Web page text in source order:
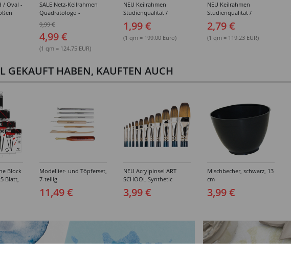
/ Oval -
SALE Netz-Keilrahmen
Quadratologo -
Verschiedene Größen
9,99 €
4,99 €
(1 qm = 124.75 EUR)
NEU Keilrahmen
Studienqualität /
Leinwand Basic,
mehrfach grundiert,
10x10 cm - Einzeln &
1,99 €
(1 qm = 199.00 Euro)
NEU Keilrahmen
Studienqualität /
Leinwand Basic,
mehrfach grundiert,
13x18 cm - Einzeln &
2,79 €
(1 qm = 119.23 EUR)
GEKAUFT HABEN, KAUFTEN AUCH
Block
Blatt,
Modellier- und Töpferset,
7-teilig
11,49 €
NEU Acrylpinsel ART
SCHOOL Synthetic
Braun, Katzenzunge -
Verschiedene Größen
3,99 €
Mischbecher, schwarz, 13
cm
3,99 €